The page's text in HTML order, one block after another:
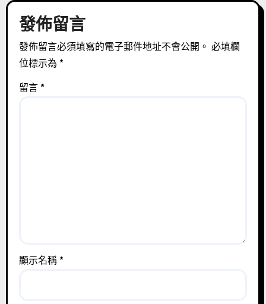
發佈留言
發佈留言必須填寫的電子郵件地址不會公開。 必填欄
位標示為 *
留言 *
顯示名稱 *